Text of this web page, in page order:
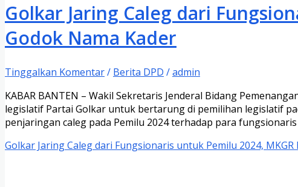
Golkar Jaring Caleg dari
Godok Nama Kader
Tinggalkan Komentar/ Berita DPD /admin
KABAR BANTEN – Wakil Sekretaris Jenderal Bidang
legislatif Partai Golkar untuk bertarung di pemilihan legislatif
penjaringan caleg pada Pemilu 2024 terhadap para
Golkar Jaring Caleg dari Fungsionaris untuk Pemilu 2024,